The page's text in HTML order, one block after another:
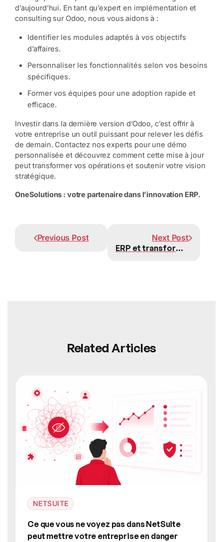
d’aujourd’hui. En tant qu’expert en implémentation et
consulting sur Odoo, nous vous aidons à :
Identifier les modules adaptés à vos objectifs
d’affaires.
Personnaliser les fonctionnalités selon vos besoins
spécifiques.
Former vos équipes pour une adoption rapide et
efficace.
Investir dans la dernière version d’Odoo, c’est offrir à
votre entreprise un outil puissant pour relever les défis
de demain. Contactez nos experts pour une démo
personnalisée et découvrez comment cette mise à jour
peut transformer vos opérations et soutenir votre vision
stratégique.
OneSolutions : votre partenaire dans l’innovation ERP.
Previous Post
Next Post
ERP et transformation digitale : le duo gagnant pour les entreprises modernes
Related Articles
NETSUITE
Ce que vous ne voyez pas dans NetSuite
peut mettre votre entreprise en danger